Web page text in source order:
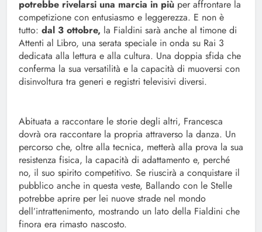
potrebbe rivelarsi una marcia in più per affrontare la
competizione con entusiasmo e leggerezza. E non è
tutto: dal 3 ottobre, la Fialdini sarà anche al timone di
Attenti al Libro, una serata speciale in onda su Rai 3
dedicata alla lettura e alla cultura. Una doppia sfida che
conferma la sua versatilità e la capacità di muoversi con
disinvoltura tra generi e registri televisivi diversi.
Abituata a raccontare le storie degli altri, Francesca
dovrà ora raccontare la propria attraverso la danza. Un
percorso che, oltre alla tecnica, metterà alla prova la sua
resistenza fisica, la capacità di adattamento e, perché
no, il suo spirito competitivo. Se riuscirà a conquistare il
pubblico anche in questa veste, Ballando con le Stelle
potrebbe aprire per lei nuove strade nel mondo
dell’intrattenimento, mostrando un lato della Fialdini che
finora era rimasto nascosto.